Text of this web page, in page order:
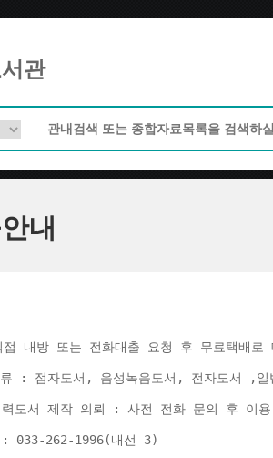
관
내
내방 또는 전화대출 요청 후 무료택배
류 : 점자도서, 음성녹음도서, 전자도서 ,
력도서 제작 의뢰 : 사전 전화 문의 후 이
: 033-262-1996(내선 3)